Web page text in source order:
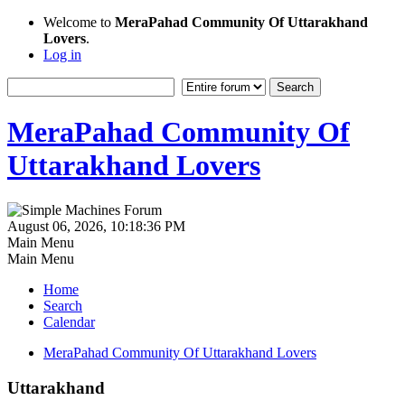
Welcome to MeraPahad Community Of Uttarakhand
Lovers.
Log in
MeraPahad Community Of
Uttarakhand Lovers
August 06, 2026, 10:18:36 PM
Main Menu
Main Menu
Home
Search
Calendar
MeraPahad Community Of Uttarakhand Lovers
Uttarakhand